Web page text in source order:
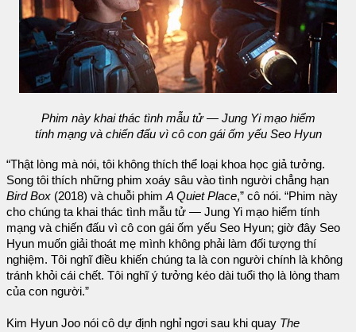
Phim này khai thác tình mẫu tử — Jung Yi mạo hiểm
tính mạng và chiến đấu vì cô con gái ốm yếu Seo Hyun
“Thật lòng mà nói, tôi không thích thể loại khoa học giả tưởng.
Song tôi thích những phim xoáy sâu vào tình người chẳng hạn
Bird Box (2018) và chuỗi phim A Quiet Place,” cô nói. “Phim này
cho chúng ta khai thác tình mẫu tử — Jung Yi mạo hiểm tính
mạng và chiến đấu vì cô con gái ốm yếu Seo Hyun; giờ đây Seo
Hyun muốn giải thoát mẹ mình không phải làm đối tượng thí
nghiệm. Tôi nghĩ điều khiến chúng ta là con người chính là không
tránh khỏi cái chết. Tôi nghĩ ý tưởng kéo dài tuổi thọ là lòng tham
của con người.”
Kim Hyun Joo nói cô dự định nghỉ ngơi sau khi quay The